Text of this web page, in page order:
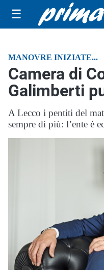
☰
MANOVRE INIZIATE...
Camera di
Galimberti
A Lecco i pentiti del
sempre di più: l’ente è